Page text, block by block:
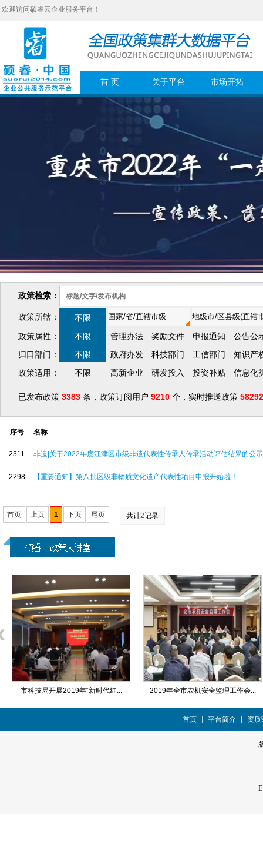
欢迎访问硕睿云企业服务平台！
首 页 关于平台 市场开拓
政策检索：
政策所辖：
不限
政策属性：
不限 管理办法 奖励文件 申报通知
公告公
归口部门：
不限 政府办发 科技部门 工信部门
知识产
政策适用：
不限 高新企业 研发投入 投资补贴 信息化
已发布政策 3383 条，政策订阅用户 9210 个，实时推送政策 58292
序号 名称
2311 非遗|关于2022年度江津区市级非遗代表性传承人传承活动评估结果的公示
2298 【重要通知】第八批区级非物质文化遗产代表性项目申报开始啦！
首页 上页 1 下页 尾页 共计2记录
市科技局开展2019年“新时代红... 2019年全市农机安全监理工作会...
首页| 平台简介| 资质